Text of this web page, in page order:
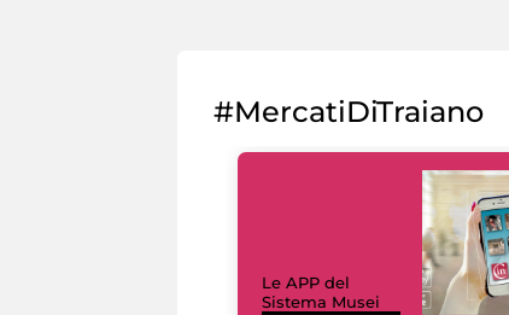
#MercatiDiTraiano
Le APP del
Sistema Musei